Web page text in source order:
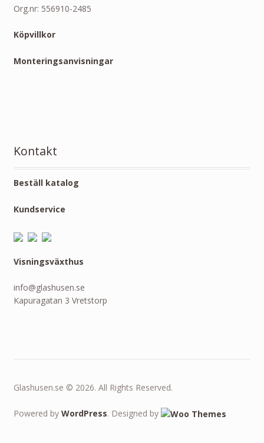
Org.nr: 556910-2485
Köpvillkor
Monteringsanvisningar
Kontakt
Beställ katalog
Kundservice
Visningsväxthus
info@glashusen.se
Kapuragatan 3 Vretstorp
Glashusen.se © 2026. All Rights Reserved.
Powered by WordPress. Designed by